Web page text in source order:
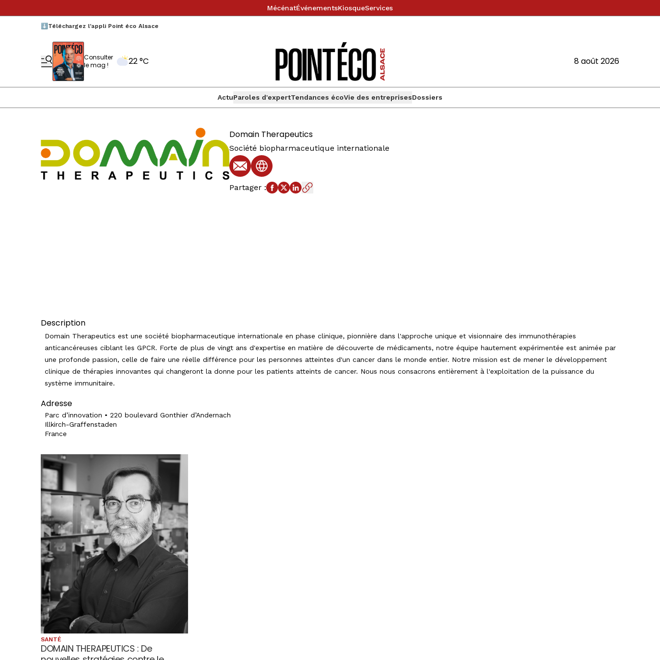
MécénatÉvénementsKiosqueServices
⬇️Téléchargez l'appli Point éco Alsace
Consulter
le mag !
22 °C 8 août 2026
ActuParoles d'expertTendances écoVie des entreprisesDossiers
Domain Therapeutics
Société biopharmaceutique internationale
E-mailSite web
Partager :
Description
Domain Therapeutics est une société biopharmaceutique internationale en phase clinique, pionnière dans l'approche unique et visionnaire des immunothérapies
anticancéreuses ciblant les GPCR. Forte de plus de vingt ans d'expertise en matière de découverte de médicaments, notre équipe hautement expérimentée est animée par
une profonde passion, celle de faire une réelle différence pour les personnes atteintes d'un cancer dans le monde entier. Notre mission est de mener le développement
clinique de thérapies innovantes qui changeront la donne pour les patients atteints de cancer. Nous nous consacrons entièrement à l'exploitation de la puissance du
système immunitaire.
Adresse
Parc d’innovation • 220 boulevard Gonthier d’Andernach
Illkirch-Graffenstaden
France
SANTÉ
DOMAIN THERAPEUTICS : De